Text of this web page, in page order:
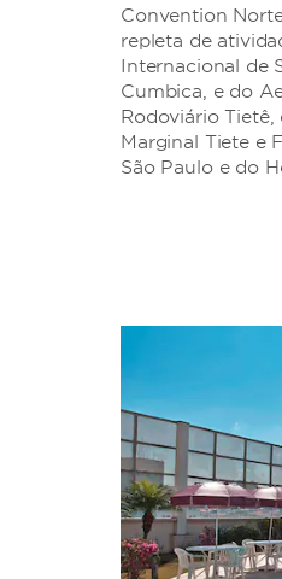
Convention
repleta de
Internacional de
Cumbica, e do
Rodoviário
Marginal Tiete e
São Paulo e do